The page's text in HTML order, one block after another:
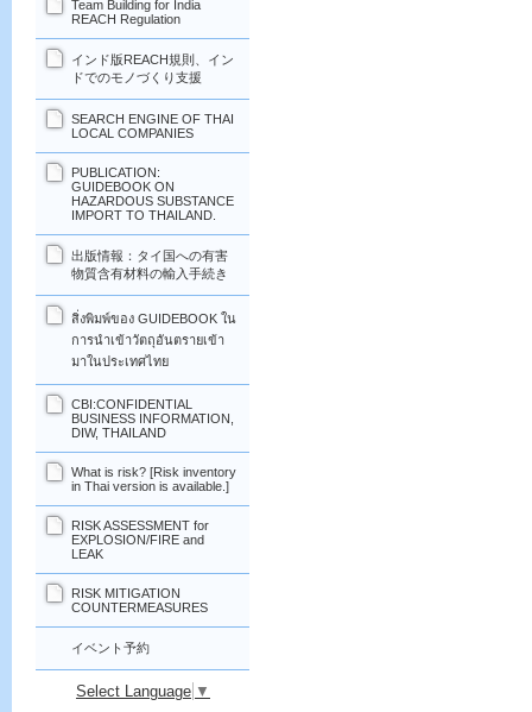
Team Building for India
REACH Regulation
インド版REACH規則、イン
ドでのモノづくり支援
SEARCH ENGINE OF THAI
LOCAL COMPANIES
PUBLICATION:
GUIDEBOOK ON
HAZARDOUS SUBSTANCE
IMPORT TO THAILAND.
出版情報：タイ国への有害
物質含有材料の輸入手続き
สิ่งพิมพ์ของ GUIDEBOOK ใน
การนำเข้าวัตถุอันตรายเข้า
มาในประเทศไทย
CBI:CONFIDENTIAL
BUSINESS INFORMATION,
DIW, THAILAND
What is risk? [Risk inventory
in Thai version is available.]
RISK ASSESSMENT for
EXPLOSION/FIRE and
LEAK
RISK MITIGATION
COUNTERMEASURES
イベント予約
Select Language ▼